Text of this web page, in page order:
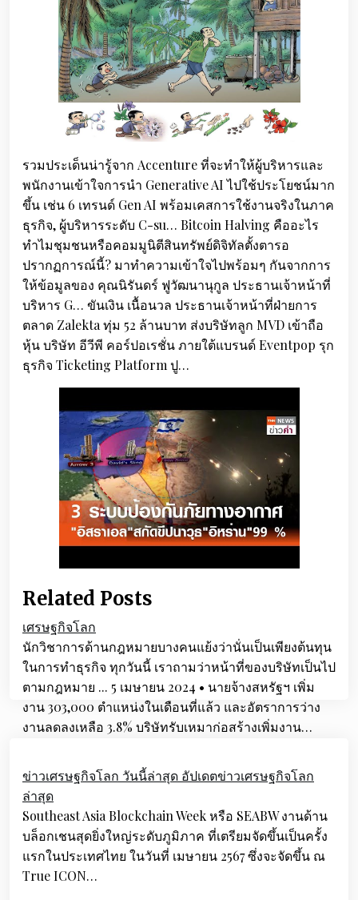
รวมประเด็นน่ารู้จาก Accenture ที่จะทำให้ผู้บริหารและ
พนักงานเข้าใจการนำ Generative AI ไปใช้ประโยชน์มาก
ขึ้น เช่น 6 เทรนด์ Gen AI พร้อมเคสการใช้งานจริงในภาค
ธุรกิจ, ผู้บริหารระดับ C-su… Bitcoin Halving คืออะไร
ทำไมชุมชนหรือคอมมูนิตีสินทรัพย์ดิจิทัลตั้งตารอ
ปรากฏการณ์นี้? มาทำความเข้าใจไปพร้อมๆ กันจากการ
ให้ข้อมูลของ คุณนิรันดร์ ฟูวัฒนานุกูล ประธานเจ้าหน้าที่
บริหาร G… ขันเงิน เนื้อนวล ประธานเจ้าหน้าที่ฝ่ายการ
ตลาด Zalekta ทุ่ม 52 ล้านบาท ส่งบริษัทลูก MVD เข้าถือ
หุ้น บริษัท อีวีพี คอร์ปอเรชั่น ภายใต้แบรนด์ Eventpop รุก
ธุรกิจ Ticketing Platform ปู…
Related Posts
เศรษฐกิจโลก
นักวิชาการด้านกฎหมายบางคนแย้งว่านั่นเป็นเพียงต้นทุน
ในการทำธุรกิจ ทุกวันนี้ เราถามว่าหน้าที่ของบริษัทเป็นไป
ตามกฎหมาย ... 5 เมษายน 2024 • นายจ้างสหรัฐฯ เพิ่ม
งาน 303,000 ตำแหน่งในเดือนที่แล้ว และอัตราการว่าง
งานลดลงเหลือ 3.8% บริษัทรับเหมาก่อสร้างเพิ่มงาน…
ข่าวเศรษฐกิจโลก วันนี้ล่าสุด อัปเดตข่าวเศรษฐกิจโลก
ล่าสุด
Southeast Asia Blockchain Week หรือ SEABW งานด้าน
บล็อกเชนสุดยิ่งใหญ่ระดับภูมิภาค ที่เตรียมจัดขึ้นเป็นครั้ง
แรกในประเทศไทย ในวันที่ เมษายน 2567 ซึ่งจะจัดขึ้น ณ
True ICON…
navigation